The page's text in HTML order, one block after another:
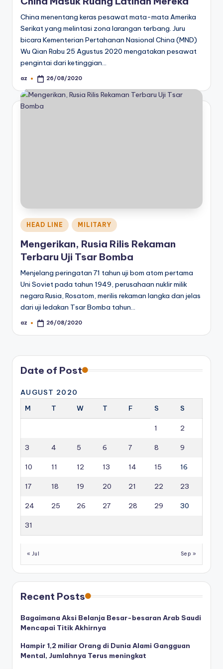
China menentang keras pesawat mata-mata Amerika
Serikat yang melintasi zona larangan terbang. Juru
bicara Kementerian Pertahanan Nasional China (MND)
Wu Qian Rabu 25 Agustus 2020 mengatakan pesawat
pengintai dari ketinggian…
Posted
az 26/08/2020
Posted
in
HEAD LINE MILITARY
Mengerikan, Rusia Rilis Rekaman
Terbaru Uji Tsar Bomba
Menjelang peringatan 71 tahun uji bom atom pertama
Uni Soviet pada tahun 1949, perusahaan nuklir milik
negara Rusia, Rosatom, merilis rekaman langka dan jelas
dari uji ledakan Tsar Bomba tahun…
Posted
az 26/08/2020
Date of Post
AUGUST 2020
M
T W T F S S
1 2
3 4 5 6 7 8 9
10 11 12 13 14 15 16
17 18 19 20 21 22 23
24 25 26 27 28 29 30
31
« Jul Sep »
Recent Posts
Bagaimana Aksi Belanja Besar-besaran Arab Saudi
Mencapai Titik Akhirnya
Hampir 1,2 miliar Orang di Dunia Alami Gangguan
Mental, Jumlahnya Terus meningkat